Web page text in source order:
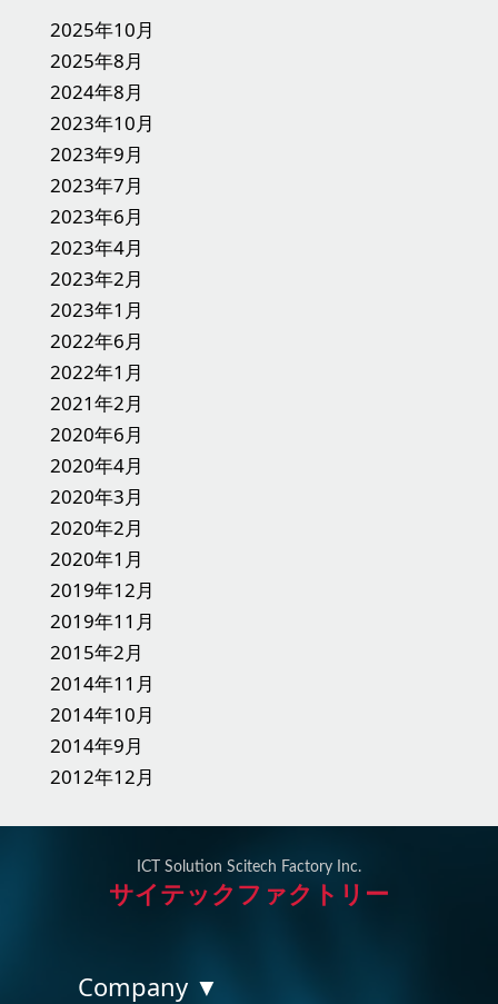
2025年10月
2025年8月
2024年8月
2023年10月
2023年9月
2023年7月
2023年6月
2023年4月
2023年2月
2023年1月
2022年6月
2022年1月
2021年2月
2020年6月
2020年4月
2020年3月
2020年2月
2020年1月
2019年12月
2019年11月
2015年2月
2014年11月
2014年10月
2014年9月
2012年12月
ICT Solution Scitech Factory Inc.
サイテックファクトリー
Company ▼